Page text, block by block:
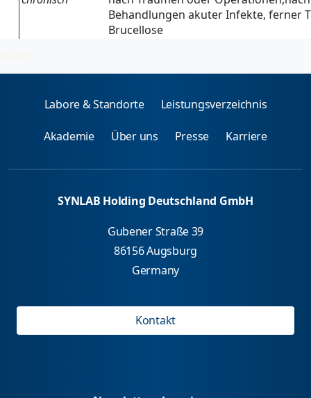
Behandlungen akuter Infekte, ferner
Brucellose
2026-08-07
Labore & Standorte Leistungsverzeichnis
Akademie Über uns Presse Karriere
SYNLAB Holding Deutschland GmbH
Gubener Straße 39
86156 Augsburg
Germany
Kontakt